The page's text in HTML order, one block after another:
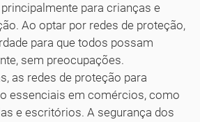
para crianças e
Ao optar por redes de proteção,
para que todos possam
sem preocupações.
as redes de proteção para
essenciais em comércios, como
e escritórios. A segurança dos